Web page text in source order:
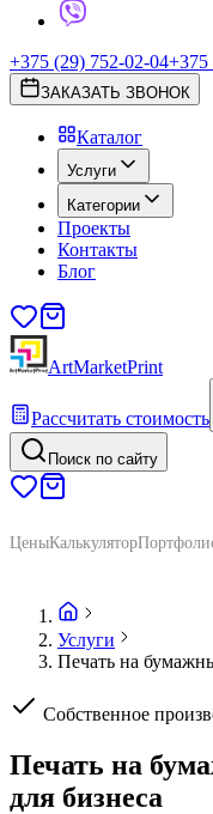
+375 (29) 752-02-04+375
ЗАКАЗАТЬ ЗВОНОК
Каталог
Услуги
Категории
Проекты
Контакты
Блог
ArtMarketPrint
Рассчитать стоимость
Поиск по сайту
ЦеныКалькулятор
Услуги
Печать на
Собственное
Печать на
для бизнеса